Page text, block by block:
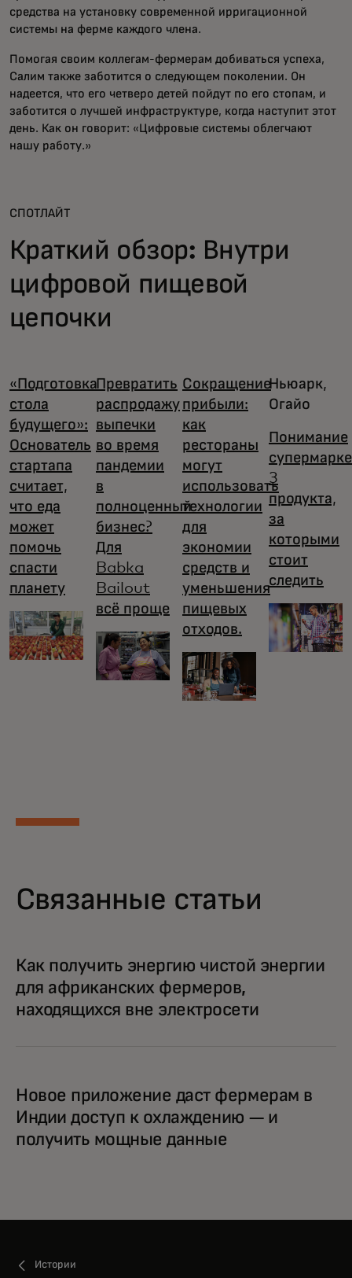
средства на установку современной ирригационной
системы на ферме каждого члена.
Помогая своим коллегам-фермерам добиваться успеха,
Салим также заботится о следующем поколении. Он
надеется, что его четверо детей пойдут по его стопам, и
заботится о лучшей инфраструктуре, когда наступит этот
день. Как он говорит: «Цифровые системы облегчают
нашу работу.»
СПОТЛАЙТ
Краткий обзор: Внутри
цифровой пищевой
цепочки
«Подготовка
стола
будущего»:
Основатель
стартапа
считает,
что еда
может
помочь
спасти
планету
Превратить
распродажу
выпечки
во время
пандемии
в
полноценный
бизнес?
Для
Babka
Bailout
всё проще
Сокращение
прибыли:
как
рестораны
могут
использовать
технологии
для
экономии
средств и
уменьшения
пищевых
отходов.
Ньюарк,
Огайо
Понимание
3
продукта,
за
которыми
стоит
следить
Связанные статьи
Как получить энергию чистой энергии
для африканских фермеров,
находящихся вне электросети
Новое приложение даст фермерам в
Индии доступ к охлаждению — и
получить мощные данные
Истории